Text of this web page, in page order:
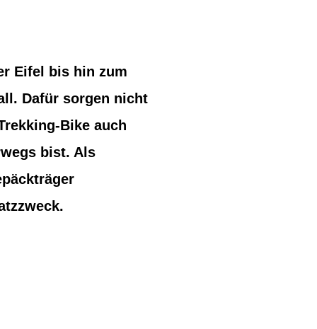
Eifel bis hin zum
Dafür sorgen nicht
Bike auch
bist. Als